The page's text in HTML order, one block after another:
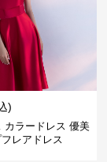
)
カラードレス 優美
レアドレス